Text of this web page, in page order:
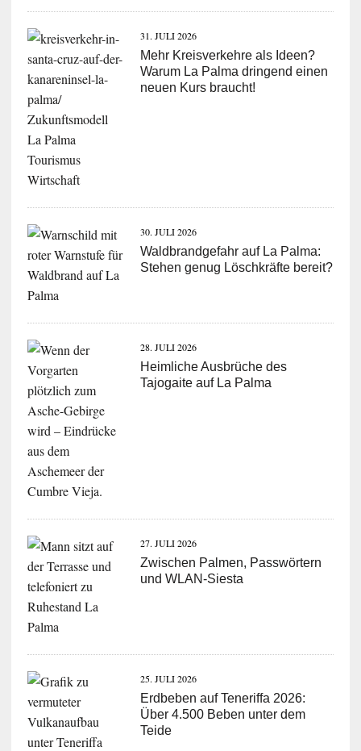
31. JULI 2026
Mehr Kreisverkehre als Ideen?
Warum La Palma dringend einen
neuen Kurs braucht!
30. JULI 2026
Waldbrandgefahr auf La Palma:
Stehen genug Löschkräfte bereit?
28. JULI 2026
Heimliche Ausbrüche des
Tajogaite auf La Palma
27. JULI 2026
Zwischen Palmen, Passwörtern
und WLAN-Siesta
25. JULI 2026
Erdbeben auf Teneriffa 2026:
Über 4.500 Beben unter dem
Teide